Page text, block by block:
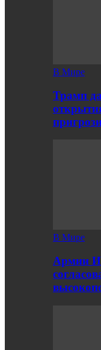
В Мире
Трамп
В Мире
Армии